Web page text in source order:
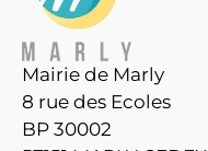
Mairie de Marly
8 rue des Ecoles
BP 30002